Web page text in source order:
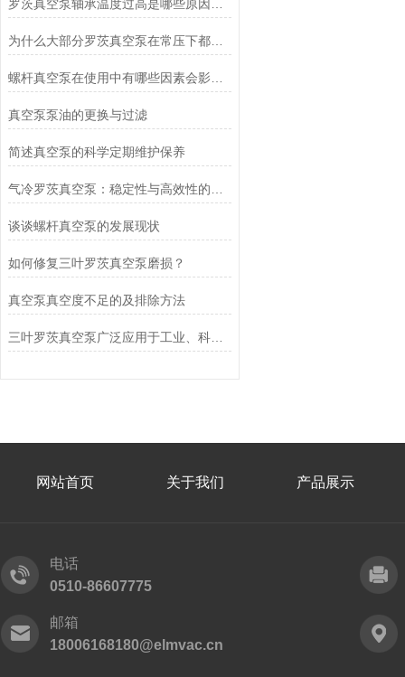
为什么大部分罗茨真空泵在常压下都无法直接启动？
螺杆真空泵在使用中有哪些因素会影响它的功能?
真空泵泵油的更换与过滤
简述真空泵的科学定期维护保养
谈谈螺杆真空泵的发展现状
如何修复三叶罗茨真空泵磨损？
真空泵真空度不足的及排除方法
三叶罗茨真空泵广泛应用于工业、科研和制造业等领域
网站首页 关于我们 产品展示
电话
0510-86607775
邮箱
18006168180@elmvac.cn